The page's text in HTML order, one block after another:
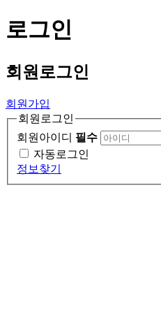
로그인
회원 로그인
회원가입
회원로그인
회원아이디 필수
자동로그인
정보찾기